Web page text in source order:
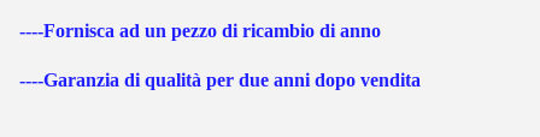
----Fornisca ad un pezzo di ricambio di anno
----Garanzia di qualità per due anni dopo vendita